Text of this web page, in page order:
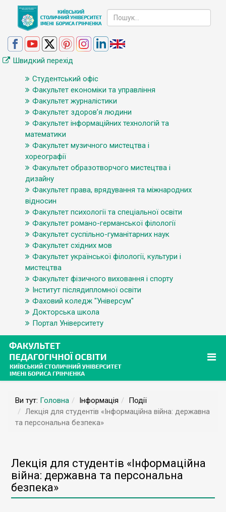
Швидкий перехід
Студентський офіс
Факультет економіки та управління
Факультет журналістики
Факультет здоров’я людини
Факультет інформаційних технологій та
математики
Факультет музичного мистецтва і
хореографії
Факультет образотворчого мистецтва і
дизайну
Факультет права, врядування та міжнародних
відносин
Факультет психології та спеціальної освіти
Факультет романо-германської філології
Факультет суспільно-гуманітарних наук
Факультет східних мов
Факультет української філології, культури і
мистецтва
Факультет фізичного виховання і спорту
Інститут післядипломної освіти
Фаховий коледж "Універсум"
Докторська школа
Портал Університету
Ви тут: Головна Інформація
Події
Лекція для студентів «Інформаційна війна: державна
та персональна безпека»
Лекція для студентів «Інформаційна
війна: державна та персональна
безпека»